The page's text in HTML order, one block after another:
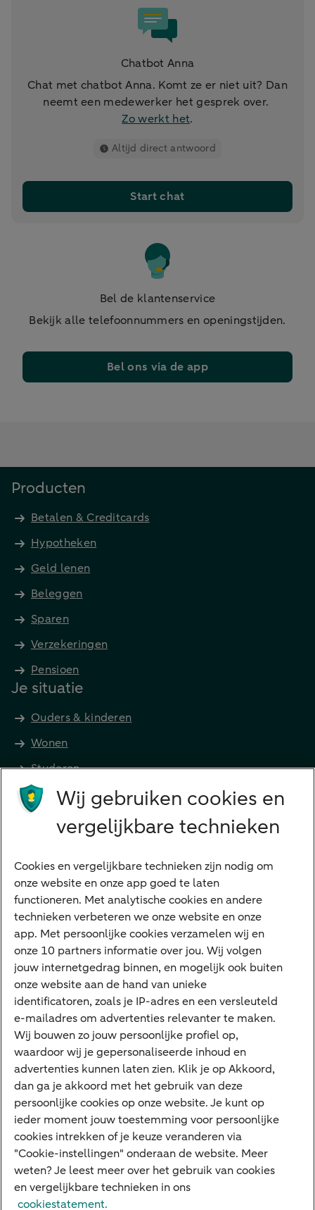
Chatbot Anna
Chat met chatbot Anna. Komt ze er niet uit? Dan
neemt een medewerker het gesprek over.
Zo werkt het.
Altijd direct antwoord
Start chat
Bel de klantenservice
Bekijk alle telefoonnummers en openingstijden.
Bel ons via de app
Producten
Betalen & Creditcards
Hypotheken
Geld lenen
Beleggen
Sparen
Verzekeringen
Pensioen
Je situatie
Ouders & kinderen
Wonen
Studeren
Preferred Banking
Digitale diensten
Internet Bankieren
ABN AMRO app
Tikkie
Apple Pay
Google Pay
Veilig bankieren
Meest gezocht
Hypotheek berekenen
E.dentifier
Jaaroverzicht
Rood staan
Over ABN AMRO
Wij gebruiken cookies en
vergelijkbare technieken
Cookies en vergelijkbare technieken zijn nodig om
onze website en onze app goed te laten
functioneren. Met analytische cookies en andere
technieken verbeteren we onze website en onze
app. Met persoonlijke cookies verzamelen wij en
onze 10 partners informatie over jou. Wij volgen
jouw internetgedrag binnen, en mogelijk ook buiten
onze website aan de hand van unieke
identificatoren, zoals je IP-adres en een versleuteld
e-mailadres om advertenties relevanter te maken.
Wij bouwen zo jouw persoonlijke profiel op,
waardoor wij je gepersonaliseerde inhoud en
advertenties kunnen laten zien. Klik je op Akkoord,
dan ga je akkoord met het gebruik van deze
persoonlijke cookies op onze website. Je kunt op
ieder moment jouw toestemming voor persoonlijke
cookies intrekken of je keuze veranderen via
"Cookie-instellingen" onderaan de website. Meer
weten? Je leest meer over het gebruik van cookies
en vergelijkbare technieken in ons
cookiestatement.